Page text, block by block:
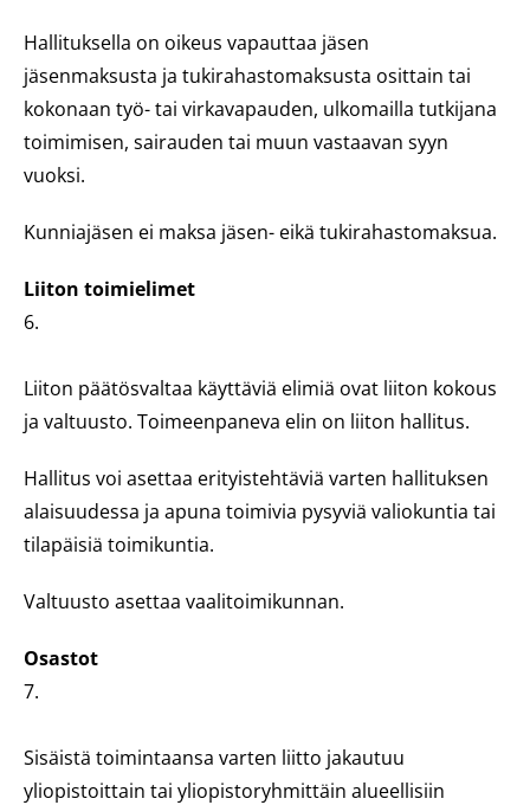
Hallituksella on oikeus vapauttaa jäsen
jäsenmaksusta ja tukirahastomaksusta osittain tai
kokonaan työ- tai virkavapauden, ulkomailla tutkijana
toimimisen, sairauden tai muun vastaavan syyn
vuoksi.
Kunniajäsen ei maksa jäsen- eikä tukirahastomaksua.
Liiton toimielimet
6.
Liiton päätösvaltaa käyttäviä elimiä ovat liiton kokous
ja valtuusto. Toimeenpaneva elin on liiton hallitus.
Hallitus voi asettaa erityistehtäviä varten hallituksen
alaisuudessa ja apuna toimivia pysyviä valiokuntia tai
tilapäisiä toimikuntia.
Valtuusto asettaa vaalitoimikunnan.
Osastot
7.
Sisäistä toimintaansa varten liitto jakautuu
yliopistoittain tai yliopistoryhmittäin alueellisiin